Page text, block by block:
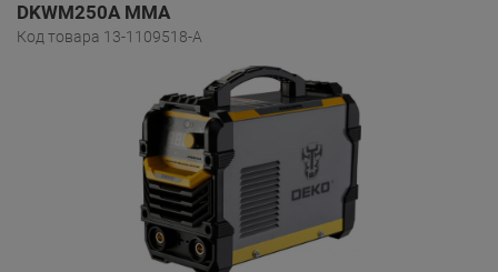
DKWM250A MMA
Код товара 13-1109518-A